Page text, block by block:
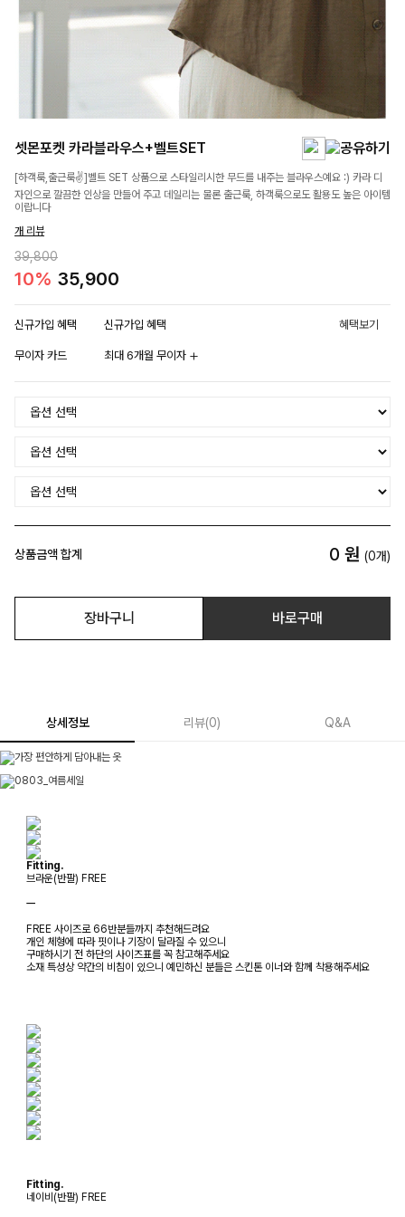
셋몬포켓 카라블라우스+벨트SET
[하객룩,출근룩✌]벨트 SET 상품으로 스타일리시한 무드를 내주는 블라우스예요 :) 카라 디
자인으로 깔끔한 인상을 만들어 주고 데일리는 물론 출근룩, 하객룩으로도 활용도 높은 아이템
이랍니다
개 리뷰
39,800
10% 35,900
신규가입 혜택 신규가입 혜택 혜택보기
무이자 카드 최대 6개월 무이자
상품금액 합계 0 원 (0개)
장바구니 바로구매
상세정보 리뷰(0) Q&A
Fitting.
브라운(반팔) FREE
ㅡ
FREE 사이즈로 66반분들까지 추천해드려요
개인 체형에 따라 핏이나 기장이 달라질 수 있으니
구매하시기 전 하단의 사이즈표를 꼭 참고해주세요
소재 특성상 약간의 비침이 있으니 예민하신 분들은 스킨톤 이너와 함께 착용해주세요
Fitting.
네이비(반팔) FREE